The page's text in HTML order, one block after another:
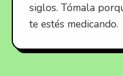
siglos. Tómala
te estés medicando.